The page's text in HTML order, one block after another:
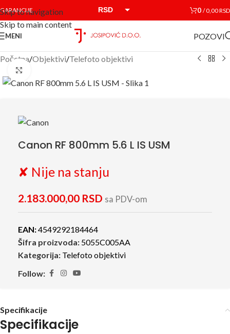
Skip to navigation
Skip to main content
GARANCIJE RSD 0 /0,00RSD
MENI POZOVI
Početna/Objektivi/Telefoto objektivi
Canon RF 800mm 5.6 L IS USM
✘ Nije na stanju
2.183.000,00 RSD sa PDV-om
EAN:4549292184464
Šifra proizvoda: 5055C005AA
Kategorija: Telefoto objektivi
Follow:
Specifikacije
Specifikacije